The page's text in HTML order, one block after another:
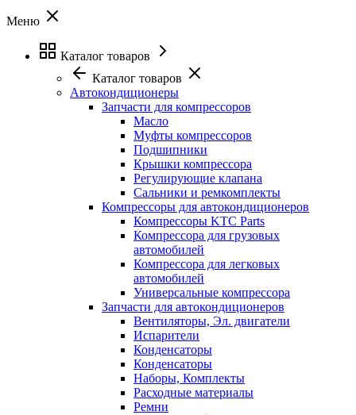
Меню
Каталог товаров
Каталог товаров
Автокондиционеры
Запчасти для компрессоров
Масло
Муфты компрессоров
Подшипники
Крышки компрессора
Регулирующие клапана
Сальники и ремкомплекты
Компрессоры для автокондиционеров
Компрессоры KTC Parts
Компрессора для грузовых
автомобилей
Компрессора для легковых
автомобилей
Универсальные компрессора
Запчасти для автокондиционеров
Вентиляторы, Эл. двигатели
Испарители
Конденсаторы
Конденсаторы
Наборы, Комплекты
Расходные материалы
Ремни